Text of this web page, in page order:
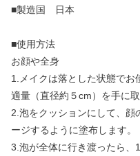
■製造国 日本
■使用方法
お顔や全身
1.メイクは落とした状態でお
適量（直径約５cm）を手に
2.泡をクッションにして、
ージするように塗布します。
3.泡が全体に行き渡ったら、